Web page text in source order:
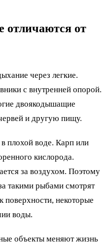
от
через легкие.
с внутренней опорой.
двоякодышащие
и другую пищу.
плохой воде. Карп или
кислорода.
за воздухом. Поэтому
такими рыбами смотрят
поверхности, некоторые
воды.
объекты меняют жизнь